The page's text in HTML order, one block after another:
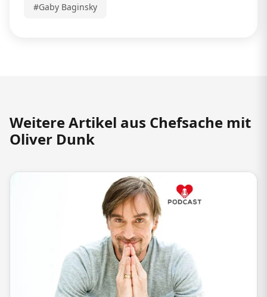
#Gaby Baginsky
Weitere Artikel aus Chefsache mit
Oliver Dunk